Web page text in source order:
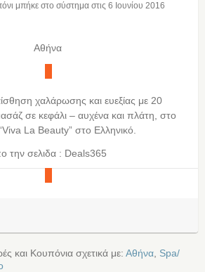
μπήκε στο σύστημα στις 6 Ιουνίου 2016
Αθήνα
χαλάρωσης και ευεξίας με 20
σε κεφάλι – αυχένα και πλάτη, στο
La Beauty” στο Ελληνικό.
την σελιδα : Deals365
και Κουπόνια σχετικά με: Αθήνα Spa/